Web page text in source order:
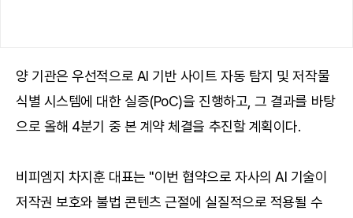
양 기관은 우선적으로 AI 기반 사이트 자동 탐지 및 저작물
식별 시스템에 대한 실증(PoC)을 진행하고, 그 결과를 바탕
으로 올해 4분기 중 본 계약 체결을 추진할 계획이다.
비피엠지 차지훈 대표는 "이번 협약으로 자사의 AI 기술이
저작권 보호와 불법 콘텐츠 근절에 실질적으로 적용될 수